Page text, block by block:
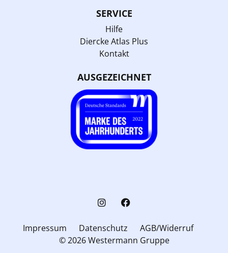
SERVICE
Hilfe
Diercke Atlas Plus
Kontakt
AUSGEZEICHNET
Impressum Datenschutz
AGB/Widerruf
© 2026 Westermann Gruppe